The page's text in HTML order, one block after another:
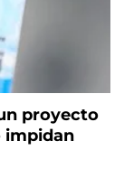
proyecto
impidan